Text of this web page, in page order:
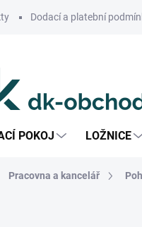
Dodací a platební
POKOJ LOŽNICE
Pracovna a kancelář